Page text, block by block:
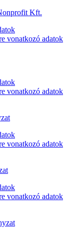
Kft.
vonatkozó adatok
vonatkozó adatok
vonatkozó adatok
vonatkozó adatok